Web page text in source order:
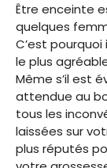
Être enceinte
quelques
C’est
le plus
Même s’il est
attendue au
tous les
laissées sur
plus réputés